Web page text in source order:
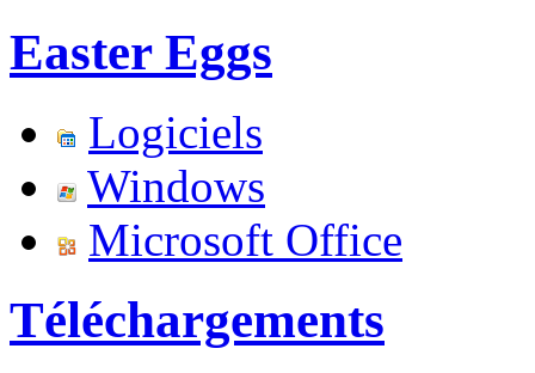
Easter Eggs
Logiciels
Windows
Microsoft Office
Téléchargements